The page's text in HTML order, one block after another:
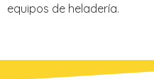
equipos de heladería.